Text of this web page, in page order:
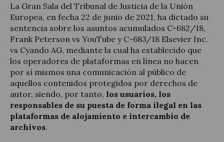
La Gran Sala del Tribunal de Justicia de la Unión
Europea, en fecha 22 de junio de 2021, ha dictado su
sentencia sobre los asuntos acumulados C-682/18,
Frank Peterson vs YouTube y C-683/18 Elsevier Inc.
vs Cyando AG, mediante la cual ha establecido que
los operadores de plataformas en línea no hacen
por sí mismos una comunicación al público de
aquellos contenidos protegidos por derechos de
autor, siendo, por tanto, los usuarios, los
responsables de su puesta de forma ilegal en las
plataformas de alojamiento e intercambio de
archivos.